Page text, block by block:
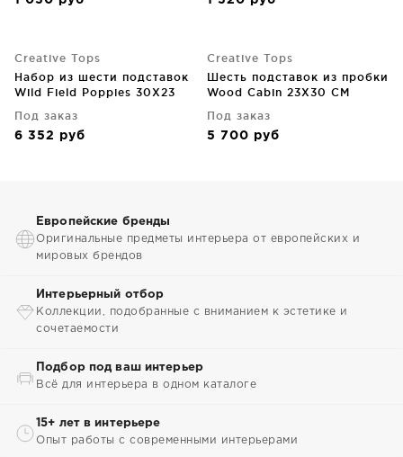
Creative Tops
Набор из шести подставок
Wild Field Poppies 30X23
Под заказ
6 352 руб
Creative Tops
Шесть подставок из пробки
Wood Cabin 23X30 CM
Под заказ
5 700 руб
Европейские бренды
Оригинальные предметы интерьера от европейских и
мировых брендов
Интерьерный отбор
Коллекции, подобранные с вниманием к эстетике и
сочетаемости
Подбор под ваш интерьер
Всё для интерьера в одном каталоге
15+ лет в интерьере
Опыт работы с современными интерьерами